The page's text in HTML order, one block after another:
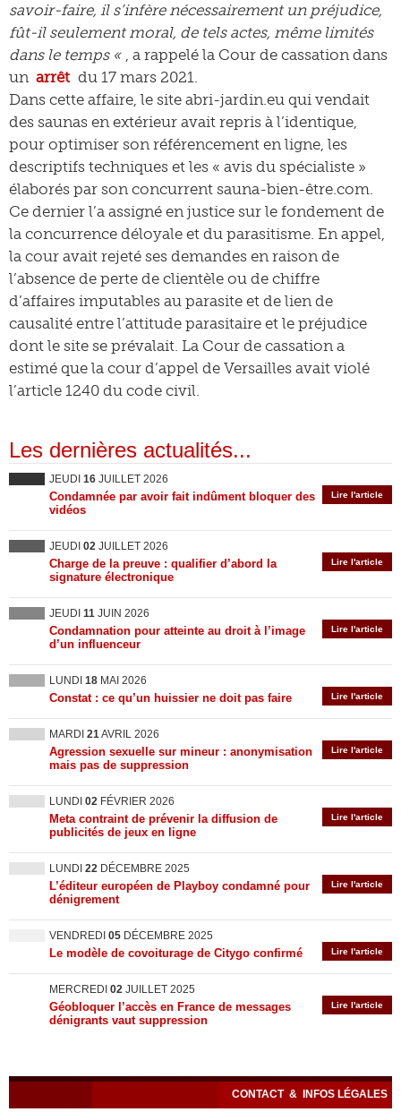
savoir-faire, il s’infère nécessairement un préjudice,
fût-il seulement moral, de tels actes, même limités
dans le temps « , a rappelé la Cour de cassation dans
un arrêt du 17 mars 2021.
Dans cette affaire, le site abri-jardin.eu qui vendait
des saunas en extérieur avait repris à l’identique,
pour optimiser son référencement en ligne, les
descriptifs techniques et les « avis du spécialiste »
élaborés par son concurrent sauna-bien-être.com.
Ce dernier l’a assigné en justice sur le fondement de
la concurrence déloyale et du parasitisme. En appel,
la cour avait rejeté ses demandes en raison de
l’absence de perte de clientèle ou de chiffre
d’affaires imputables au parasite et de lien de
causalité entre l’attitude parasitaire et le préjudice
dont le site se prévalait. La Cour de cassation a
estimé que la cour d’appel de Versailles avait violé
l’article 1240 du code civil.
Les dernières actualités...
JEUDI 16 JUILLET 2026
Lire l'article
Condamnée par avoir fait indûment bloquer des
vidéos
JEUDI 02 JUILLET 2026
Lire l'article
Charge de la preuve : qualifier d’abord la
signature électronique
JEUDI 11 JUIN 2026
Lire l'article
Condamnation pour atteinte au droit à l’image
d’un influenceur
LUNDI 18 MAI 2026
Lire l'article
Constat : ce qu’un huissier ne doit pas faire
MARDI 21AVRIL 2026
Lire l'article
Agression sexuelle sur mineur : anonymisation
mais pas de suppression
LUNDI 02 FÉVRIER 2026
Lire l'article
Meta contraint de prévenir la diffusion de
publicités de jeux en ligne
LUNDI 22 DÉCEMBRE 2025
Lire l'article
L’éditeur européen de Playboy condamné pour
dénigrement
VENDREDI 05 DÉCEMBRE 2025
Lire l'article
Le modèle de covoiturage de Citygo confirmé
MERCREDI 02 JUILLET 2025
Lire l'article
Géobloquer l’accès en France de messages
dénigrants vaut suppression
CONTACT & INFOS LÉGALES